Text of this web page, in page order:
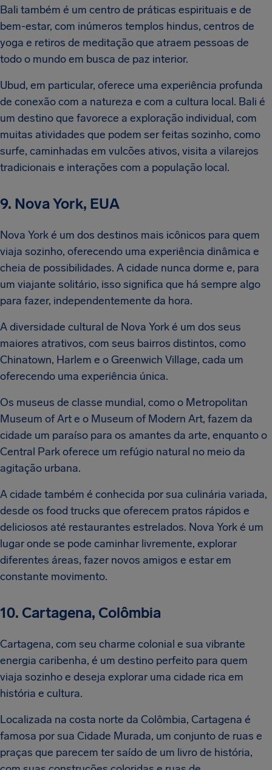
Bali também é um centro de práticas espirituais e de
bem-estar, com inúmeros templos hindus, centros de
yoga e retiros de meditação que atraem pessoas de
todo o mundo em busca de paz interior.
Ubud, em particular, oferece uma experiência profunda
de conexão com a natureza e com a cultura local. Bali é
um destino que favorece a exploração individual, com
muitas atividades que podem ser feitas sozinho, como
surfe, caminhadas em vulcões ativos, visita a vilarejos
tradicionais e interações com a população local.
9. Nova York, EUA
Nova York é um dos destinos mais icônicos para quem
viaja sozinho, oferecendo uma experiência dinâmica e
cheia de possibilidades. A cidade nunca dorme e, para
um viajante solitário, isso significa que há sempre algo
para fazer, independentemente da hora.
A diversidade cultural de Nova York é um dos seus
maiores atrativos, com seus bairros distintos, como
Chinatown, Harlem e o Greenwich Village, cada um
oferecendo uma experiência única.
Os museus de classe mundial, como o Metropolitan
Museum of Art e o Museum of Modern Art, fazem da
cidade um paraíso para os amantes da arte, enquanto o
Central Park oferece um refúgio natural no meio da
agitação urbana.
A cidade também é conhecida por sua culinária variada,
desde os food trucks que oferecem pratos rápidos e
deliciosos até restaurantes estrelados. Nova York é um
lugar onde se pode caminhar livremente, explorar
diferentes áreas, fazer novos amigos e estar em
constante movimento.
10. Cartagena, Colômbia
Cartagena, com seu charme colonial e sua vibrante
energia caribenha, é um destino perfeito para quem
viaja sozinho e deseja explorar uma cidade rica em
história e cultura.
Localizada na costa norte da Colômbia, Cartagena é
famosa por sua Cidade Murada, um conjunto de ruas e
praças que parecem ter saído de um livro de história,